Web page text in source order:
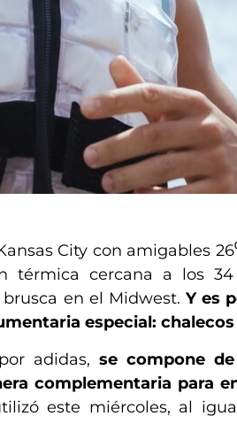
City con amigables
térmica cercana a los
en el Midwest. Y es
especial:
adidas, se compone
complementaria para
este miércoles, al